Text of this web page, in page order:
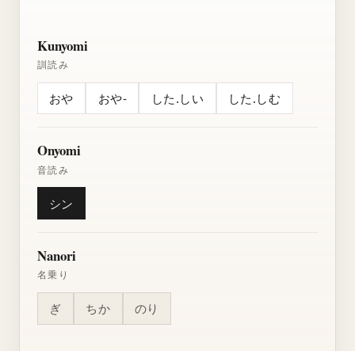
Kunyomi
訓読み
おや おや- した.しい した.しむ
Onyomi
音読み
シン
Nanori
名乗り
ぎ ちか のり